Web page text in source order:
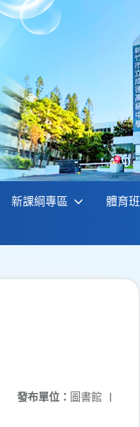
新課綱專區 體育
發布單位： 圖書館 |